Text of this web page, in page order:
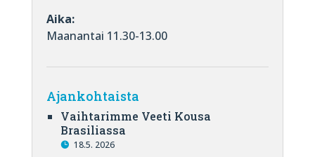
Aika:
Maanantai 11.30-13.00
Ajankohtaista
Vaihtarimme Veeti Kousa
Brasiliassa
18.5. 2026